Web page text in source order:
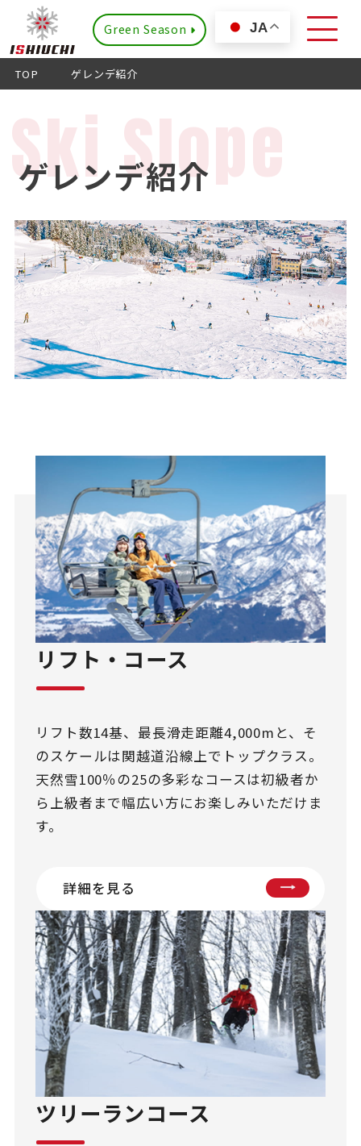
Green Season JA
TOP ゲレンデ紹介
Ski Slope
ゲレンデ紹介
リフト・コース
リフト数14基、最長滑走距離4,000mと、そ
のスケールは関越道沿線上でトップクラス。
天然雪100％の25の多彩なコースは初級者か
ら上級者まで幅広い方にお楽しみいただけま
す。
詳細を見る
ツリーランコース